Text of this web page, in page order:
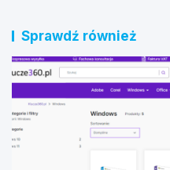
Sprawdź również